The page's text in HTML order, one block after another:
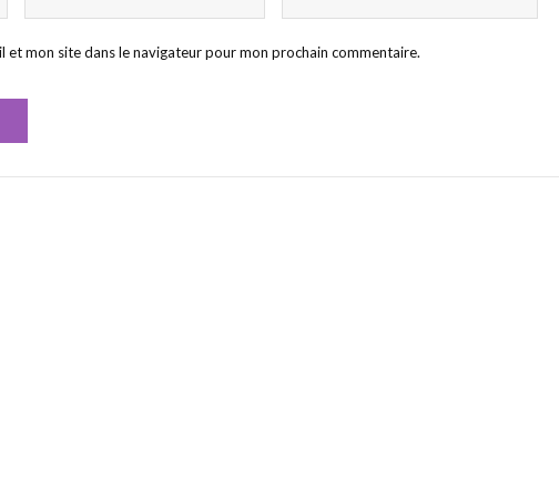
et mon site dans le navigateur pour mon prochain commentaire.